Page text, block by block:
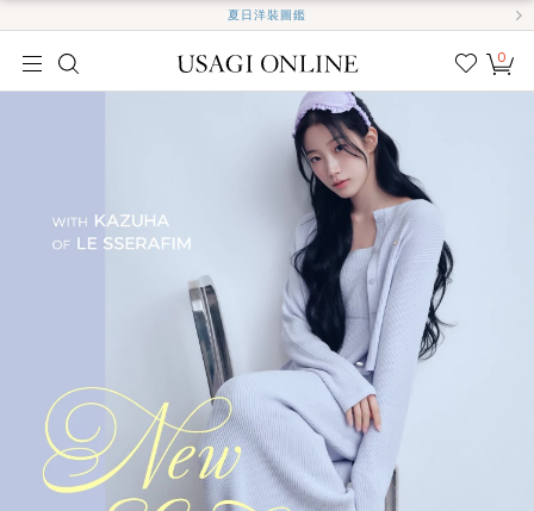
夏日洋裝圖鑑
我的
0